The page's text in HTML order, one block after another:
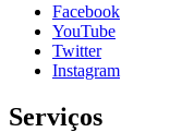
Facebook
YouTube
Twitter
Instagram
Serviços